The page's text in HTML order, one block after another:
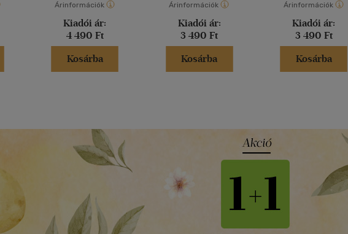
Árinformációk
Kiadói ár:
4 490 Ft
Kosárba
Árinformációk
Kiadói ár:
3 490 Ft
Kosárba
Árinformációk
Kiadói ár:
3 490 Ft
Kosárba